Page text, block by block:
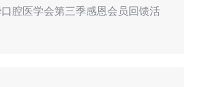
腔医学会第三季感恩会员回馈活